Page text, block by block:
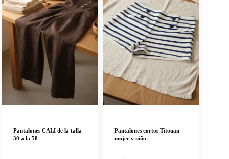
Pantalones CALI de la talla
30 a la 58
Pantalones cortos Titouan –
mujer y niño